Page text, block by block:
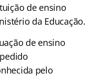
de ensino
da Educação.
de ensino
pelo